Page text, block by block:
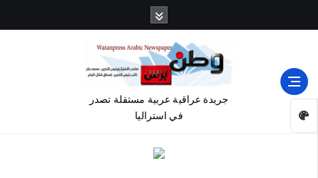
جريدة عراقية عربية مستقلة تصدر
في استراليا